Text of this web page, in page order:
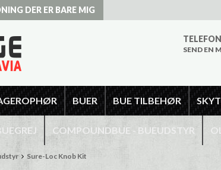
DER ER BARE MIG
SEND EN
BUER BUE TILBEHØR
COMPOUNDBUE - BUEUDSTYR
Sure-Loc Knob Kit